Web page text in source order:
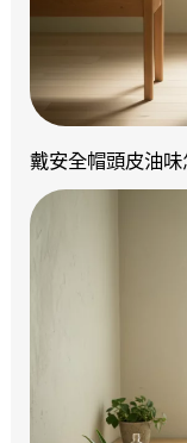
戴安全帽頭皮油